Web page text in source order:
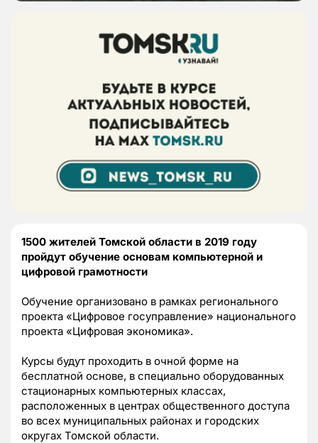
1500 жителей Томской области в 2019 году
пройдут обучение основам компьютерной и
цифровой грамотности
Обучение организовано в рамках регионального
проекта «Цифровое госуправление» национального
проекта «Цифровая экономика».
Курсы будут проходить в очной форме на
бесплатной основе, в специально оборудованных
стационарных компьютерных классах,
расположенных в центрах общественного доступа
во всех муниципальных районах и городских
округах Томской области.